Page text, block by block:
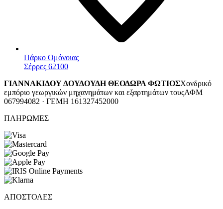
Πάρκο Ομόνοιας
Σέρρες 62100
ΓΙΑΝΝΑΚΙΔΟΥ ΔΟΥΔΟΥΔΗ ΘΕΟΔΩΡΑ ΦΩΤΙΟΣΧονδρικό
εμπόριο γεωργικών μηχανημάτων και εξαρτημάτων τουςΑΦΜ
067994082 · ΓΕΜΗ 161327452000
ΠΛΗΡΩΜΕΣ
ΑΠΟΣΤΟΛΕΣ